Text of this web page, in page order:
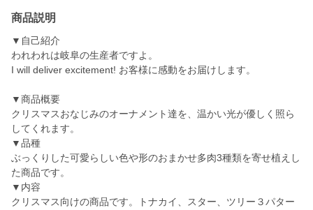
商品説明
▼自己紹介
われわれは岐阜の生産者ですよ。
I will deliver excitement! お客様に感動をお届けします。
▼商品概要
クリスマスおなじみのオーナメント達を、温かい光が優しく照ら
してくれます。
▼品種
ぶっくりした可愛らしい色や形のおまかせ多肉3種類を寄せ植えし
た商品です。
▼内容
クリスマス向けの商品です。トナカイ、スター、ツリー３パター